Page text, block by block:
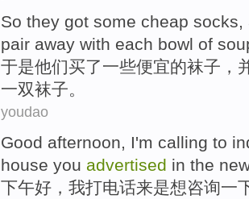
So they got some cheap socks,
pair away with each bowl of
于是他们买了一些便宜的袜子 ，
一双袜子。
youdao
Good afternoon, I'm calling to
house you advertised in the
下午好 ， 我打电话来是想咨询一